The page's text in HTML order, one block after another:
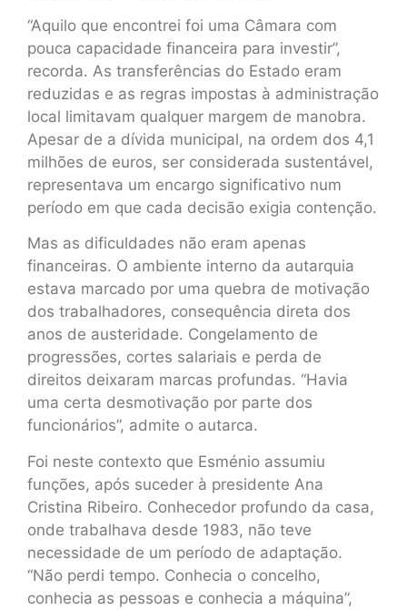
“Aquilo que encontrei foi uma Câmara com
pouca capacidade financeira para investir”,
recorda. As transferências do Estado eram
reduzidas e as regras impostas à administração
local limitavam qualquer margem de manobra.
Apesar de a dívida municipal, na ordem dos 4,1
milhões de euros, ser considerada sustentável,
representava um encargo significativo num
período em que cada decisão exigia contenção.
Mas as dificuldades não eram apenas
financeiras. O ambiente interno da autarquia
estava marcado por uma quebra de motivação
dos trabalhadores, consequência direta dos
anos de austeridade. Congelamento de
progressões, cortes salariais e perda de
direitos deixaram marcas profundas. “Havia
uma certa desmotivação por parte dos
funcionários”, admite o autarca.
Foi neste contexto que Esménio assumiu
funções, após suceder à presidente Ana
Cristina Ribeiro. Conhecedor profundo da casa,
onde trabalhava desde 1983, não teve
necessidade de um período de adaptação.
“Não perdi tempo. Conhecia o concelho,
conhecia as pessoas e conhecia a máquina”,